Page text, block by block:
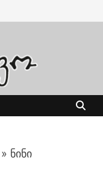
» ნინი